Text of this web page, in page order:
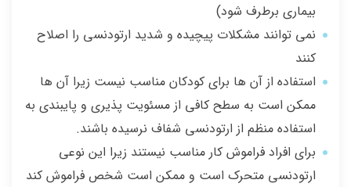
بیماری برطرف شود)
نمی توانند مشکلات پیچیده و شدید ارتودنسی را اصلاح
کنند
استفاده از آن ها برای کودکان مناسب نیست زیرا آن ها
ممکن است به سطح کافی از مسئویت پذیری و پایبندی به
استفاده منظم از ارتودنسی شفاف نرسیده باشند.
برای افراد فراموش کار مناسب نیستند زیرا این نوعی
ارتودنسی متحرک است و ممکن است شخص فراموش کند